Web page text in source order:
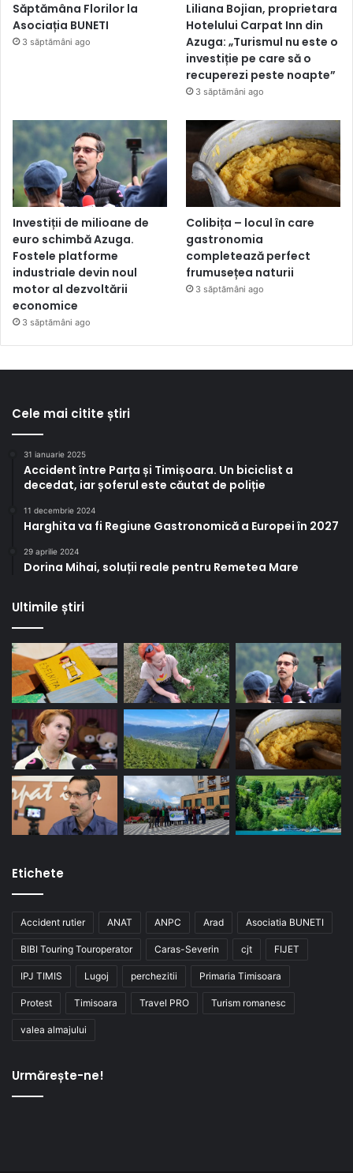
Săptămâna Florilor la
Asociația BUNETI
3 săptămâni ago
Liliana Bojian, proprietara
Hotelului Carpat Inn din
Azuga: „Turismul nu este o
investiție pe care să o
recuperezi peste noapte”
3 săptămâni ago
Investiții de milioane de
euro schimbă Azuga.
Fostele platforme
industriale devin noul
motor al dezvoltării
economice
3 săptămâni ago
Colibița – locul în care
gastronomia
completează perfect
frumusețea naturii
3 săptămâni ago
Cele mai citite știri
31 ianuarie 2025
Accident între Parța și Timișoara. Un biciclist a
decedat, iar șoferul este căutat de poliție
11 decembrie 2024
Harghita va fi Regiune Gastronomică a Europei în 2027
29 aprilie 2024
Dorina Mihai, soluții reale pentru Remetea Mare
Ultimile știri
Etichete
Accident rutier ANAT ANPC Arad Asociatia BUNETI
BIBI Touring Touroperator Caras-Severin cjt FIJET
IPJ TIMIS Lugoj perchezitii Primaria Timisoara
Protest Timisoara Travel PRO Turism romanesc
valea almajului
Urmărește-ne!